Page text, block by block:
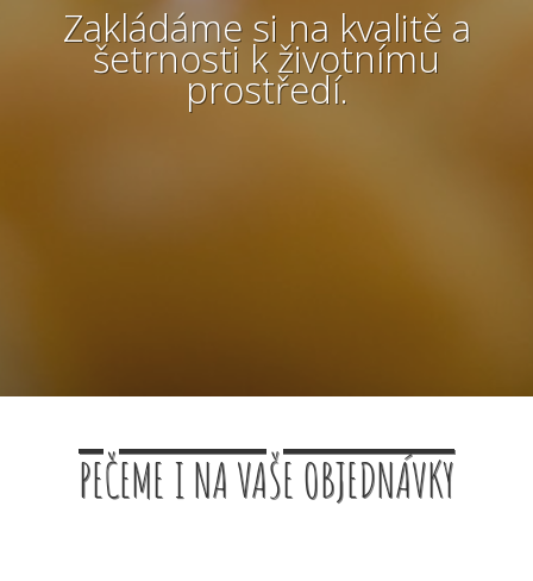
Zakládáme si na kvalitě a
šetrnosti k životnímu
prostředí.
PEČEME I NA VAŠE OBJEDNÁVKY